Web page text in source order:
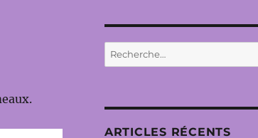
Recherche
pour :
ARTICLES RÉCENTS